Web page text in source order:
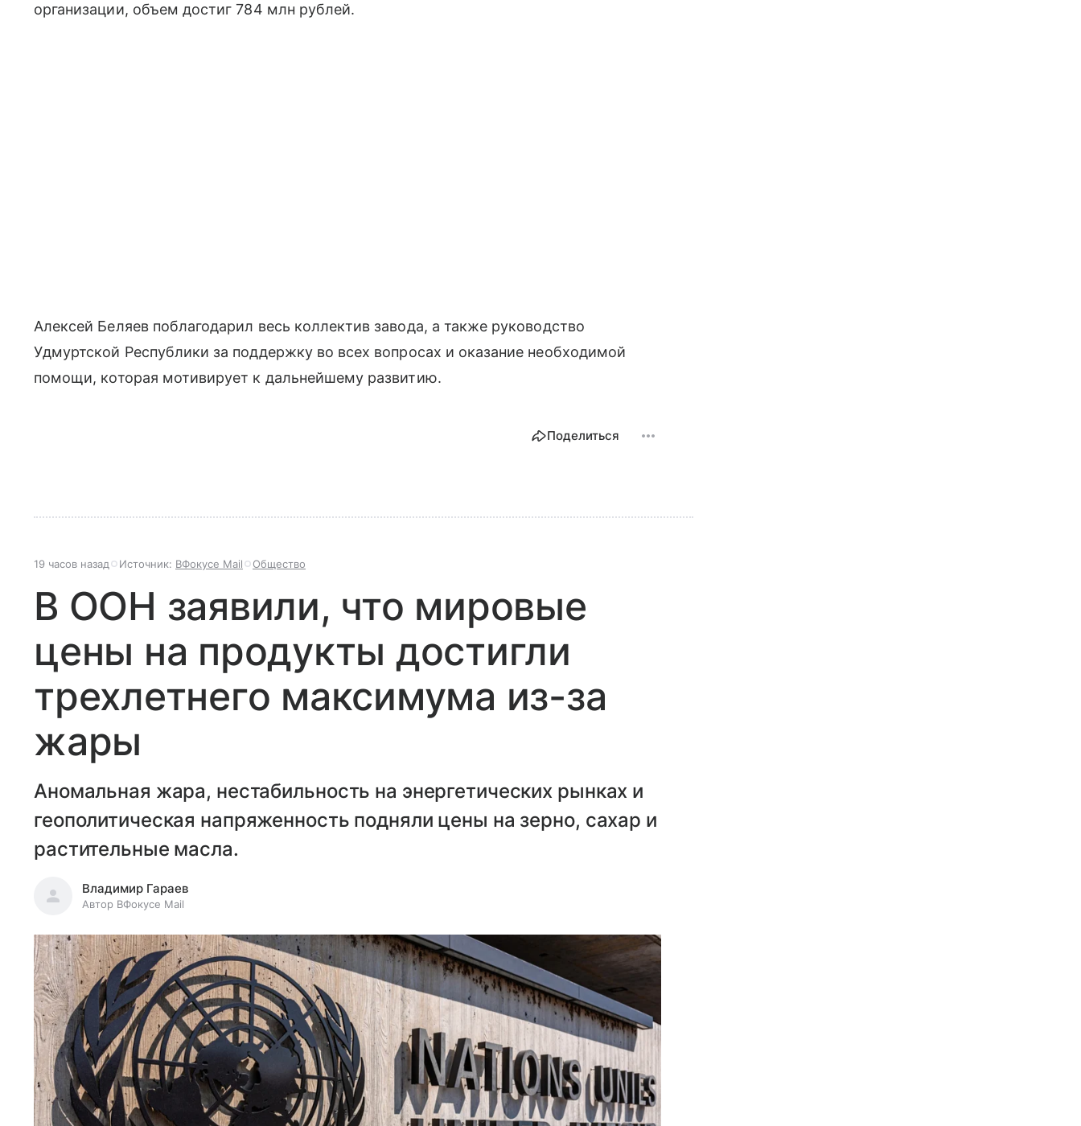
организации, объем достиг 784 млн рублей.
Алексей Беляев поблагодарил весь коллектив завода, а также руководство
Удмуртской Республики за поддержку во всех вопросах и оказание необходимой
помощи, которая мотивирует к дальнейшему развитию.
Поделиться
19 часов назад Источник: ВФокусе Mail Общество
В ООН заявили, что мировые
цены на продукты достигли
трехлетнего максимума из-за
жары
Аномальная жара, нестабильность на энергетических рынках и
геополитическая напряженность подняли цены на зерно, сахар и
растительные масла.
Владимир Гараев
Автор ВФокусе Mail